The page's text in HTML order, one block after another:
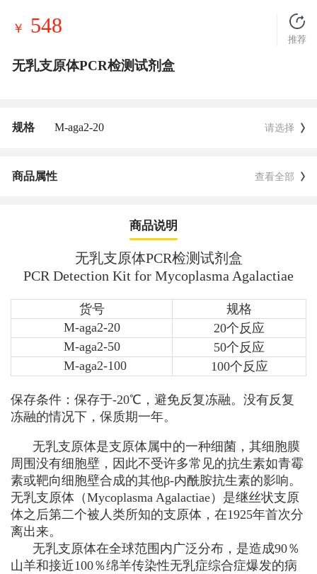
￥ 548
推荐
无乳支原体PCR检测试剂盒
规格 M-aga2-20 请选择
商品属性 查看全部
商品说明
无乳支原体PCR检测试剂盒
PCR Detection Kit for Mycoplasma Agalactiae
货号
规格
M-aga2-20
20个反应
M-aga2-50
50个反应
M-aga2-100
100个反应
保存条件：保存于-20℃，避免反复冻融。没有反复
冻融的情况下，保质期一年。
无乳支原体是支原体属中的一种细菌，其细胞膜
周围没有细胞壁，因此不受许多常见的抗生素如青霉
素或靶向细胞壁合成的其他β-内酰胺抗生素的影响。
无乳支原体（Mycoplasma Agalactiae）是继丝状支原
体之后第二个被人类所知的支原体，在1925年首次分
离出来。
无乳支原体在全球范围内广泛分布，是造成90％
山羊和接近100％绵羊传染性无乳症综合症爆发的病